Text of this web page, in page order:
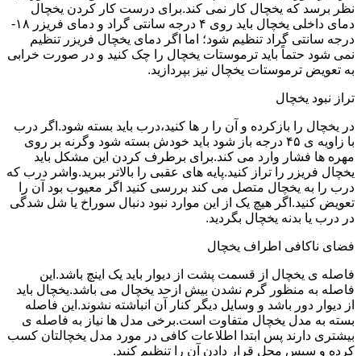
نظر برسد که یخچال کار نمی کند.برای درست کار کردن یخچال
دمای داخلی یخچال باید روی ۴ درجه سانتی گراد و دمای فریزر ۱۸-
درجه سانتی گراد تنظیم شود؛ اما اگر دمای یخچال فریزر تنظیم
نمی شود حتماً باید ترموستات یخچال را چک کنید و در صورت خرابی
به تعویض ترموستات یخچال نیز بپردازید.
تراز نبود یخچال
در یخچال را بازکرده و آن را ر ها کنید،درب باید بسته شود.اگر درب
با زاویه ی ۴۵ درجه باز شود باید خودش بسته شود وگرنه بر روی
مهره ها فشار وارد می کند.برای برطرف کردن این مشکل باید
یخچال فریزر را تراز کنید.پایه های عقبی را بالاتر ببرید.واشر درب که
درب را به یخچال متصل می کند بررسی کنید اگر معیوب بود آن را
تعویض کنید.اگر هیچ یک از این موارد نبود دنبال سوراخ یا شل شدگی
در درب یا بدنه یخچال بگردید.
فضای ناکافی اطراف یخچال
فاصله ی یخچال از قسمت پشت از دیوار باید یک اینچ باشد.این
فاصله به منظور گرم نشدن بیش ازحد یخچال می باشد.یخچال باید
از دیوار دور باشد و وسایل دیگر کنار آن انباشته نشوند.این فاصله
بسته به مدل یخچال متفاوت است.برخی مدل ها نیاز به فاصله ی
بیشتری دارند پس ابتدا اطلاعات کافی در مورد مدل یخچالتان کسب
کرده و سپس محل قرار دادن آن را تنظیم کنید.